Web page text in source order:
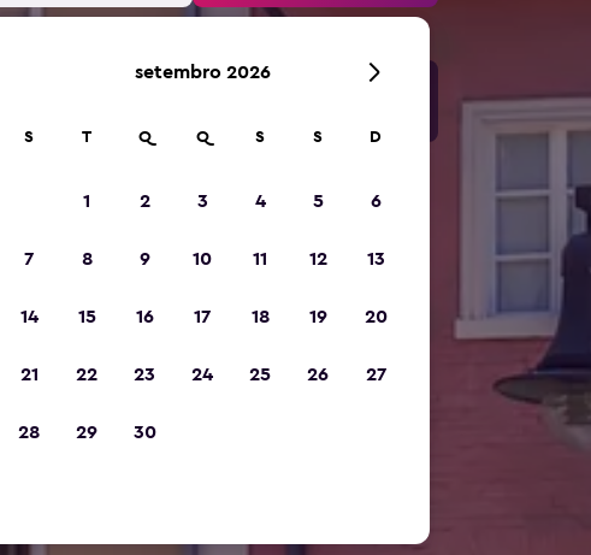
setembro 2026
S T Q Q S S D
1 2 3 4 5 6
7 8 9 10 11 12 13
14 15 16 17 18 19 20
21 22 23 24 25 26 27
28 29 30